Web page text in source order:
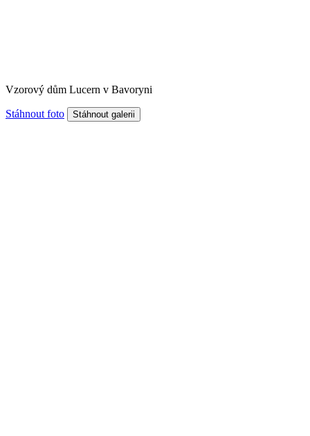
Vzorový dům Lucern v Bavoryni
Stáhnout foto